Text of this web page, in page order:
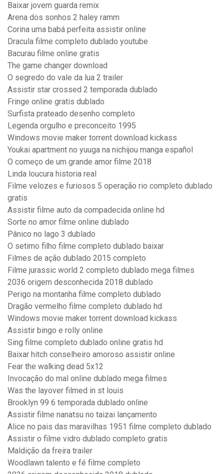
Baixar jovem guarda remix
Arena dos sonhos 2 haley ramm
Corina uma babá perfeita assistir online
Dracula filme completo dublado youtube
Bacurau filme online gratis
The game changer download
O segredo do vale da lua 2 trailer
Assistir star crossed 2 temporada dublado
Fringe online gratis dublado
Surfista prateado desenho completo
Legenda orgulho e preconceito 1995
Windows movie maker torrent download kickass
Youkai apartment no yuuga na nichijou manga español
O começo de um grande amor filme 2018
Linda loucura historia real
Filme velozes e furiosos 5 operação rio completo dublado
gratis
Assistir filme auto da compadecida online hd
Sorte no amor filme online dublado
Pânico no lago 3 dublado
O setimo filho filme completo dublado baixar
Filmes de ação dublado 2015 completo
Filme jurassic world 2 completo dublado mega filmes
2036 origem desconhecida 2018 dublado
Perigo na montanha filme completo dublado
Dragão vermelho filme completo dublado hd
Windows movie maker torrent download kickass
Assistir bingo e rolly online
Sing filme completo dublado online gratis hd
Baixar hitch conselheiro amoroso assistir online
Fear the walking dead 5x12
Invocação do mal online dublado mega filmes
Was the layover filmed in st louis
Brooklyn 99 6 temporada dublado online
Assistir filme nanatsu no taizai lançamento
Alice no pais das maravilhas 1951 filme completo dublado
Assistir o filme vidro dublado completo gratis
Maldição da freira trailer
Woodlawn talento e fé filme completo